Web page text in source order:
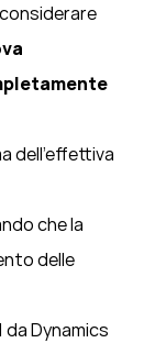
dell’effettiva
che la
delle
Dynamics